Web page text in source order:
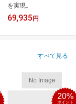
を実現。
69,935 円
すべて見る
No Image
20%
ポイント